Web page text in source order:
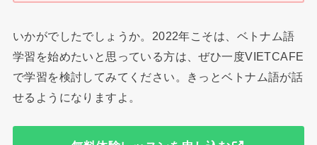
いかがでしたでしょうか。2022年こそは、ベトナム語
学習を始めたいと思っている方は、ぜひ一度VIETCAFE
で学習を検討してみてください。きっとベトナム語が話
せるようになりますよ。